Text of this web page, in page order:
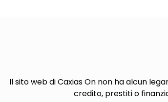
Il sito web di Caxias On non ha alcun
credito, prestiti o